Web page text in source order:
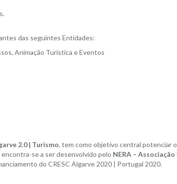
das seguintes Entidades:
Animação Turística e Eventos
2.0 | Turismo, tem como objetivo central potenciar
se a ser desenvolvido pelo NERA –
do CRESC Algarve 2020 | Portugal 2020.